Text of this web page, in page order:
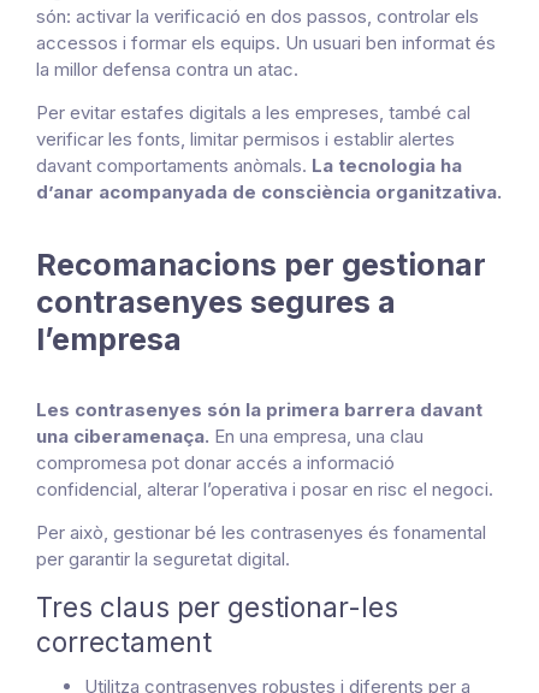
són: activar la verificació en dos passos, controlar els
accessos i formar els equips. Un usuari ben informat és
la millor defensa contra un atac.
Per evitar estafes digitals a les empreses, també cal
verificar les fonts, limitar permisos i establir alertes
davant comportaments anòmals. La tecnologia ha
d’anar acompanyada de consciència organitzativa.
Recomanacions per gestionar
contrasenyes segures a
l’empresa
Les contrasenyes són la primera barrera davant
una ciberamenaça. En una empresa, una clau
compromesa pot donar accés a informació
confidencial, alterar l’operativa i posar en risc el negoci.
Per això, gestionar bé les contrasenyes és fonamental
per garantir la seguretat digital.
Tres claus per gestionar-les
correctament
Utilitza contrasenyes robustes i diferents per a